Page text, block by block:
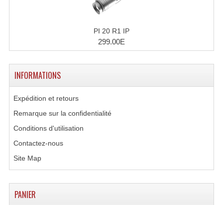
Enceintes Murales (Ligne 100V 16 - 8 Ohm)
Hp À Chambre De Compression
Lecteurs Mp3 Et CDs Sources
Sono: Conférences Securité Visite Guidée
Système D'audio Guide
Système De Conférence
PI 20 R1 IP
299.00E
INFORMATIONS
Expédition et retours
Remarque sur la confidentialité
Conditions d'utilisation
Contactez-nous
Site Map
PANIER